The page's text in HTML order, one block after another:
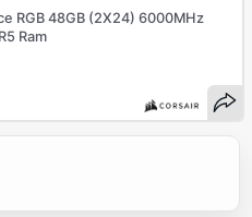
RGB 48GB (2X24) 6000MHz
Ram